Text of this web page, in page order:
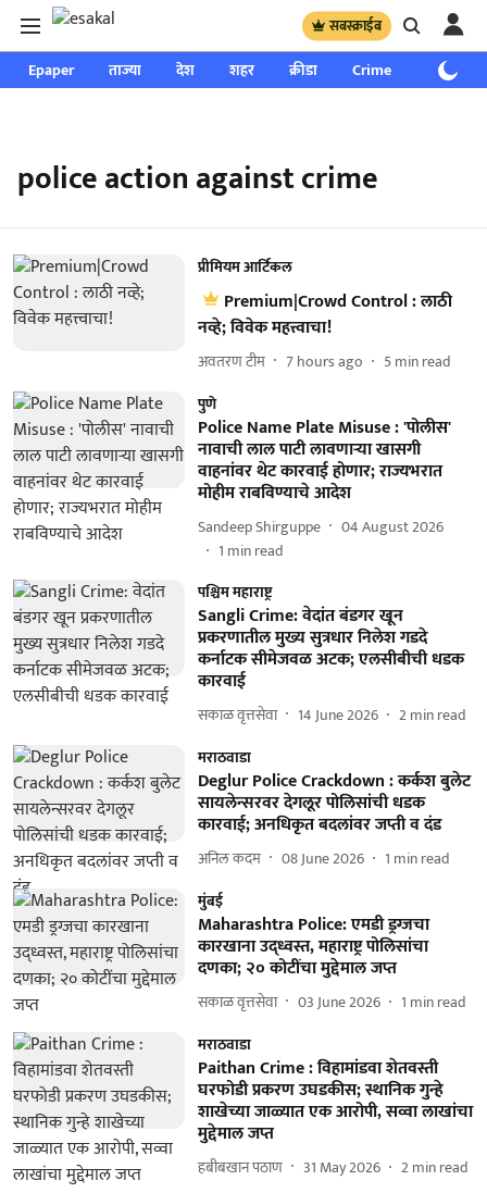
सबस्क्राईब
Epaper ताज्या देश शहर क्रीडा Crime साप्ताहिक
police action against crime
प्रीमियम आर्टिकल
Premium|Crowd Control : लाठी
नव्हे; विवेक महत्त्वाचा!
अवतरण टीम 7 hours ago 5min read
पुणे
Police Name Plate Misuse : 'पोलीस'
नावाची लाल पाटी लावणाऱ्या खासगी
वाहनांवर थेट कारवाई होणार; राज्यभरात
मोहीम राबविण्याचे आदेश
Sandeep Shirguppe
04 August 2026
1 min read
पश्चिम महाराष्ट्र
Sangli Crime: वेदांत बंडगर खून
प्रकरणातील मुख्य सुत्रधार निलेश गडदे
कर्नाटक सीमेजवळ अटक; एलसीबीची धडक
कारवाई
सकाळ वृत्तसेवा 14 June 2026 2min read
मराठवाडा
Deglur Police Crackdown : कर्कश बुलेट
सायलेन्सरवर देगलूर पोलिसांची धडक
कारवाई; अनधिकृत बदलांवर जप्ती व दंड
अनिल कदम 08 June 2026 1 min read
मुंबई
Maharashtra Police: एमडी ड्रग्जचा
कारखाना उद्ध्वस्त, महाराष्ट्र पोलिसांचा
दणका; २० कोटींचा मुद्देमाल जप्त
सकाळ वृत्तसेवा 03 June 2026 1 min read
मराठवाडा
Paithan Crime : विहामांडवा शेतवस्ती
घरफोडी प्रकरण उघडकीस; स्थानिक गुन्हे
शाखेच्या जाळ्यात एक आरोपी, सव्वा लाखांचा
मुद्देमाल जप्त
हबीबखान पठाण 31 May 2026 2min read